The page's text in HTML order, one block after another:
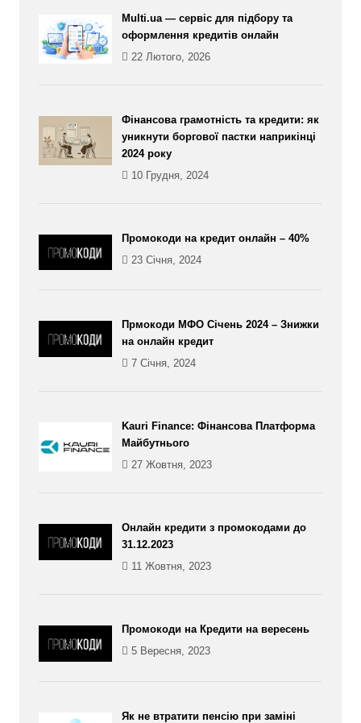
Multi.ua — сервіс для підбору та
оформлення кредитів онлайн
22 Лютого, 2026
Фінансова грамотність та кредити: як
уникнути боргової пастки наприкінці
2024 року
10 Грудня, 2024
Промокоди на кредит онлайн – 40%
23 Січня, 2024
Прмокоди МФО Січень 2024 – Знижки
на онлайн кредит
7 Січня, 2024
Kauri Finance: Фінансова Платформа
Майбутнього
27 Жовтня, 2023
Онлайн кредити з промокодами до
31.12.2023
11 Жовтня, 2023
Промокоди на Кредити на вересень
5 Вересня, 2023
Як не втратити пенсію при заміні